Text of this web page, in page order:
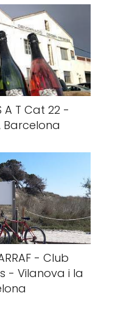
A T Cat 22 -
Barcelona
- Club
- Vilanova i la